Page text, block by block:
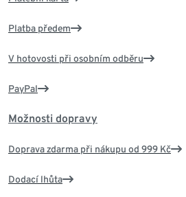
Platba předem
V hotovosti při osobním odběru
PayPal
Možnosti dopravy
Doprava zdarma při nákupu od 999 Kč
Dodací lhůta